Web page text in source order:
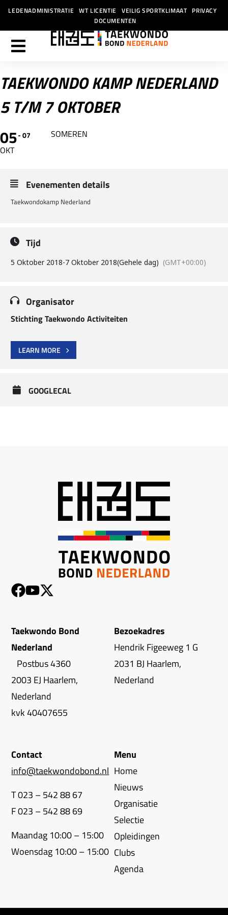
LEDENADMINISTRATIE WT LICENTIE VEILIG SPORTKLIMAAT PRIVACY
DOCUMENTEN
TAEKWONDO KAMP NEDERLAND
5 T/M 7 OKTOBER
05
OKT
07 SOMEREN
Evenementen details
Taekwondokamp Nederland
Tijd
5 Oktober 2018-7 Oktober 2018(Gehele dag) (GMT+00:00)
Organisator
Stichting Taekwondo Activiteiten
LEARN MORE
GOOGLECAL
Taekwondo Bond
Nederland
Postbus 4360
2003 EJ Haarlem,
Nederland
kvk 40407655
Bezoekadres
Hendrik Figeeweg 1 G
2031 BJ Haarlem,
Nederland
Contact
info@taekwondobond.nl
T 023 – 542 88 67
F 023 – 542 88 69
Maandag 10:00 – 15:00
Woensdag 10:00 – 15:00
Menu
Home
Nieuws
Organisatie
Selectie
Opleidingen
Clubs
Agenda